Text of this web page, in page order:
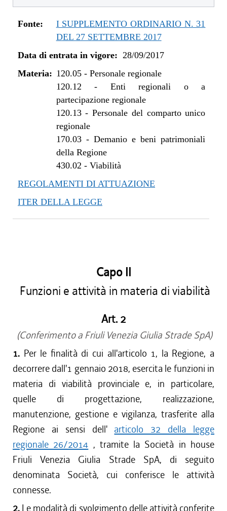
Fonte:
I SUPPLEMENTO ORDINARIO N. 31
DEL 27 SETTEMBRE 2017
Data di entrata in vigore: 28/09/2017
Materia: 120.05- Personale regionale
120.12 - Enti regionali o a
partecipazione regionale
120.13-Personale del comparto unico
regionale
170.03- Demanio e beni patrimoniali
della Regione
430.02 - Viabilità
REGOLAMENTI DI ATTUAZIONE
ITER DELLA LEGGE
Capo II
Funzioni e attività in materia di viabilità
Art. 2
(Conferimento a Friuli Venezia Giulia Strade SpA)
1. Per le finalità di cui all'articolo 1, la Regione, a
decorrere dall'1 gennaio 2018, esercita le funzioni in
materia di viabilità provinciale e, in particolare,
quelle di progettazione, realizzazione,
manutenzione, gestione e vigilanza, trasferite alla
Regione ai sensi dell' articolo 32 della legge
regionale 26/2014 , tramite la Società in house
Friuli Venezia Giulia Strade SpA, di seguito
denominata Società, cui conferisce le attività
connesse.
2. Le modalità di svolgimento delle attività conferite